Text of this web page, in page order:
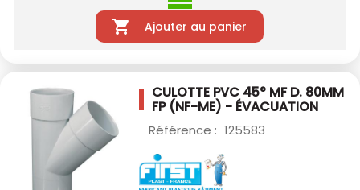
Ajouter au panier
CULOTTE PVC 45° MF D. 80MM
FP (NF-ME) - ÉVACUATION
Référence : 125583